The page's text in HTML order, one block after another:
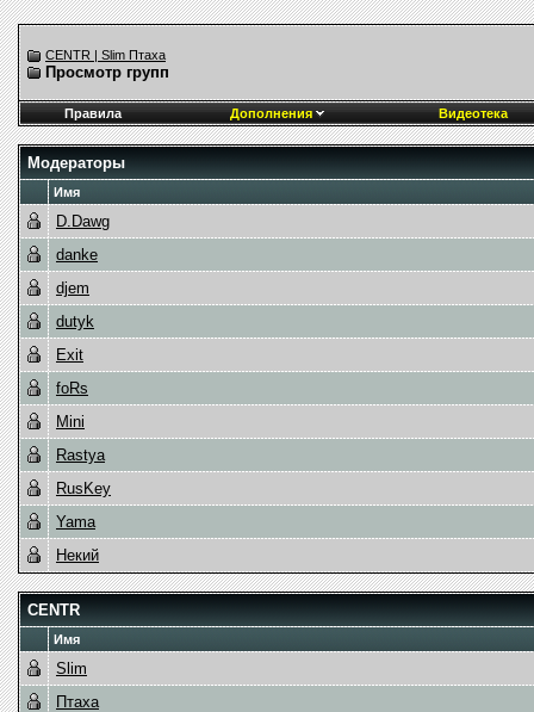
CENTR | Slim Птаха
Просмотр групп
Правила Дополнения Видеотека
Модераторы
Имя
D.Dawg
danke
djem
dutyk
Exit
foRs
Mini
Rastya
RusKey
Yama
Некий
CENTR
Имя
Slim
Птаха